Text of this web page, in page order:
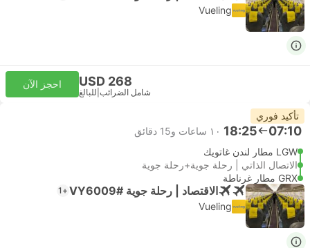
Vueling
USD 268
شامل الضرائب للبالغ
احجز الآن
تأكيد فوري
07:10
18:25 ١٠ ساعات و‫15 دقائق
LGW مطار لندن غاتويك
الاتصال الذاتي | رحلة جوية+رحلة جوية
GRX مطار غرناطة
الاقتصاد | رحلة جوية #VY6009 +1
Vueling